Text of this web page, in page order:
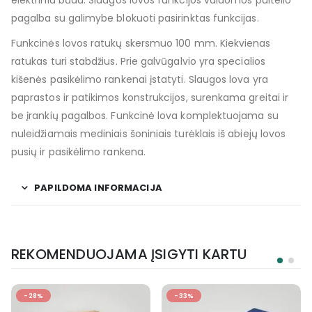
pagalba su galimybe blokuoti pasirinktas funkcijas.
Funkcinės lovos ratukų skersmuo 100 mm. Kiekvienas
ratukas turi stabdžius. Prie galvūgalvio yra specialios
kišenės pasikėlimo rankenai įstatyti. Slaugos lova yra
paprastos ir patikimos konstrukcijos, surenkama greitai ir
be įrankių pagalbos. Funkcinė lova komplektuojama su
nuleidžiamais mediniais šoniniais turėklais iš abiejų lovos
pusių ir pasikėlimo rankena.
PAPILDOMA INFORMACIJA
REKOMENDUOJAMA ĮSIGYTI KARTU
-33%
POPULIARU